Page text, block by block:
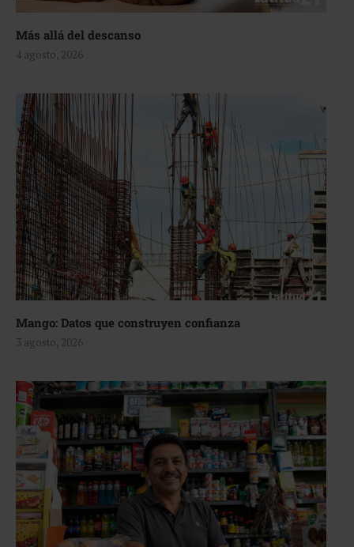
Más allá del descanso
4 agosto, 2026
Mango: Datos que construyen confianza
3 agosto, 2026